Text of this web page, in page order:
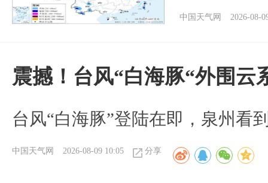
中国天气网 2026-08-
震撼！台风“白海豚“外围云
台风“白海豚”登陆在即，泉州看
中国天气网 2026-08-09 10:05 分享